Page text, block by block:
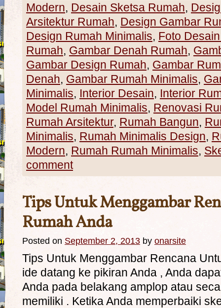
Modern, Desain Sketsa Rumah,
Arsitektur Rumah, Design Gambar
Design Rumah Minimalis, Foto
Rumah, Gambar Denah Rumah,
Gambar Design Rumah, Gambar
Denah, Gambar Rumah Minimalis,
Minimalis, Interior Desain, Interior
Model Rumah Minimalis, Renovasi
Rumah Arsitektur, Rumah Bangun,
Minimalis, Rumah Minimalis Design,
Modern, Rumah Rumah Minimalis,
comment
Tips Untuk Menggambar
Rumah Anda
Posted on September 2, 2013 by onarsite
Tips Untuk Menggambar Rencana
ide datang ke pikiran Anda , Anda
Anda pada belakang amplop atau
memiliki . Ketika Anda memperbaiki